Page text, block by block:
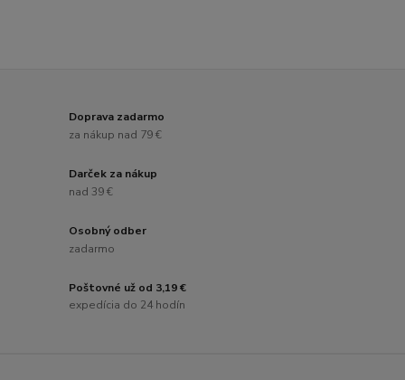
Doprava zadarmo
za nákup nad 79 €
Darček za nákup
nad 39 €
Osobný odber
zadarmo
Poštovné už od 3,19 €
expedícia do 24 hodín